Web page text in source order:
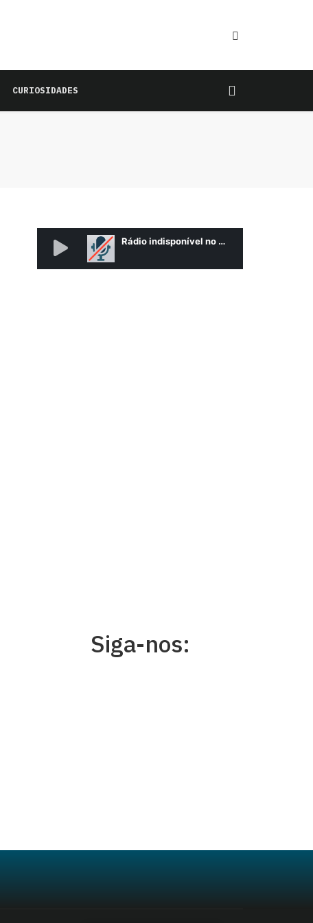
CURIOSIDADES
Siga-nos: